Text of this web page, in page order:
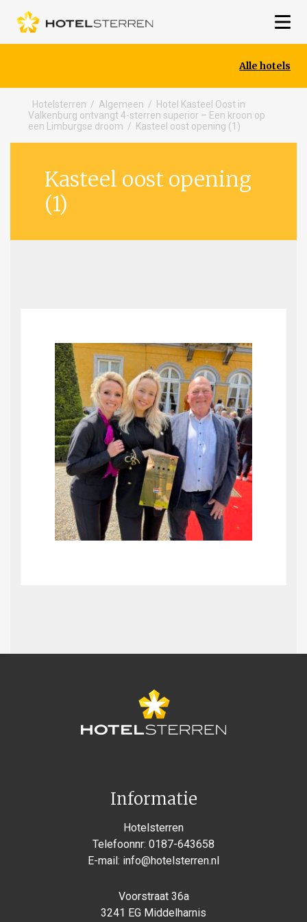
Alle hotels
Hotelsterren / Algemeen / Hotel Kasteel Oost in
Valkenburg ontvangt 4-sterren superior – Een kroon op
een Limburgse droom / Kasteel oost opening (1)
Kasteel oost opening
(1)
Informatie
Hotelsterren
Telefoonnr: 0187-643658
E-mail: info@hotelsterren.nl
Voorstraat 36a
3241 EG Middelharnis